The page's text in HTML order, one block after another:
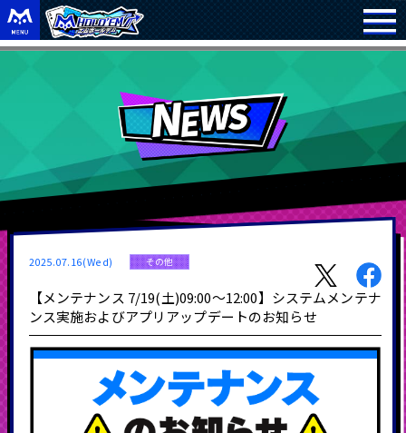
2025.07.16(Wed) その他
【メンテナンス 7/19(土)09:00～12:00】システムメンテナ
ンス実施およびアプリアップデートのお知らせ